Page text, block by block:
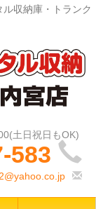
収納庫・トランク
583